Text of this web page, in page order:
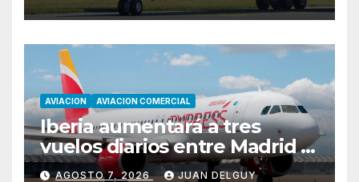
AVIACION AVIACION COMERCIAL
Iberia aumentará a tres
vuelos diarios entre Madrid y
Menorca durante el invierno
AGOSTO 7, 2026 JUAN DELGUY